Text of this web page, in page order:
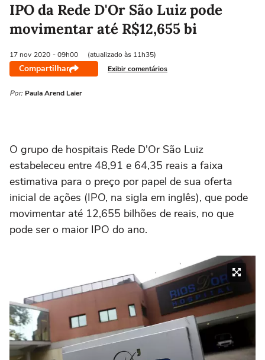
IPO da Rede D'Or São Luiz pode
movimentar até R$12,655 bi
17 nov 2020 - 09h00 (atualizado às 11h35)
Compartilhar Exibir comentários
Por: Paula Arend Laier
O grupo de hospitais Rede D'Or São Luiz
estabeleceu entre 48,91 e 64,35 reais a faixa
estimativa para o preço por papel de sua oferta
inicial de ações (IPO, na sigla em inglês), que pode
movimentar até 12,655 bilhões de reais, no que
pode ser o maior IPO do ano.